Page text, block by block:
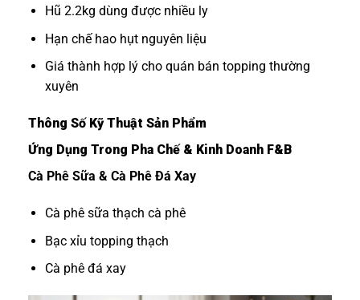
Hũ 2.2kg dùng được nhiều ly
Hạn chế hao hụt nguyên liệu
Giá thành hợp lý cho quán bán topping thường
xuyên
Thông Số Kỹ Thuật Sản Phẩm
Ứng Dụng Trong Pha Chế & Kinh Doanh F&B
Cà Phê Sữa & Cà Phê Đá Xay
Cà phê sữa thạch cà phê
Bạc xỉu topping thạch
Cà phê đá xay